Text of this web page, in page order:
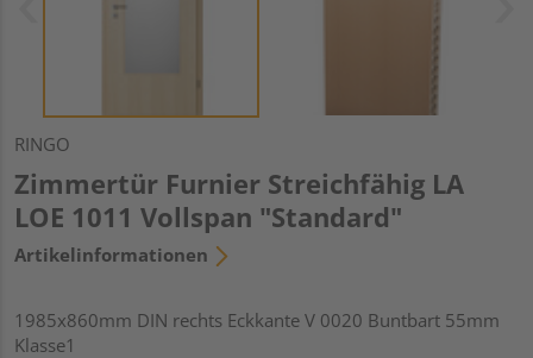
RINGO
Zimmertür Furnier Streichfähig LA
LOE 1011 Vollspan "Standard"
Artikelinformationen
1985x860mm DIN rechts Eckkante V 0020 Buntbart 55mm
Klasse1